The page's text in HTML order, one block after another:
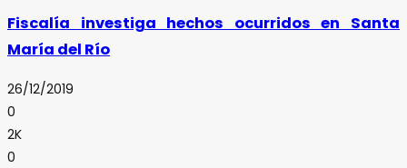
Fiscalía investiga hechos ocurridos en Santa
María del Río
26/12/2019
0
2K
0